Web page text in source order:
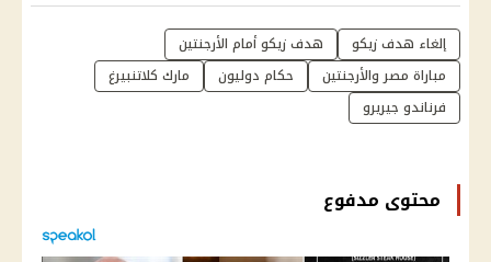
إلغاء هدف زيكو
هدف زيكو أمام الأرجنتين
مباراة مصر والأرجنتين
حكام دوليون
مارك كلاتنبيرغ
فرناندو جيريرو
محتوى مدفوع